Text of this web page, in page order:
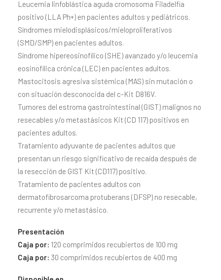
Leucemia linfoblástica aguda cromosoma Filadelfia
positivo (LLA Ph+) en pacientes adultos y pediátricos.
Síndromes mielodisplásicos/mieloproliferativos
(SMD/SMP) en pacientes adultos.
Síndrome hipereosinofílico (SHE) avanzado y/o leucemia
eosinofílica crónica (LEC) en pacientes adultos.
Mastocitosis agresiva sistémica (MAS) sin mutación o
con situación desconocida del c-Kit D816V.
Tumores del estroma gastrointestinal (GIST) malignos no
resecables y/o metastásicos Kit (CD 117) positivos en
pacientes adultos.
Tratamiento adyuvante de pacientes adultos que
presentan un riesgo significativo de recaída después de
la resección de GIST Kit (CD117) positivo.
Tratamiento de pacientes adultos con
dermatofibrosarcoma protuberans (DFSP) no resecable,
recurrente y/o metastásico.
Presentación
Caja por: 120 comprimidos recubiertos de 100 mg
Caja por: 30 comprimidos recubiertos de 400 mg